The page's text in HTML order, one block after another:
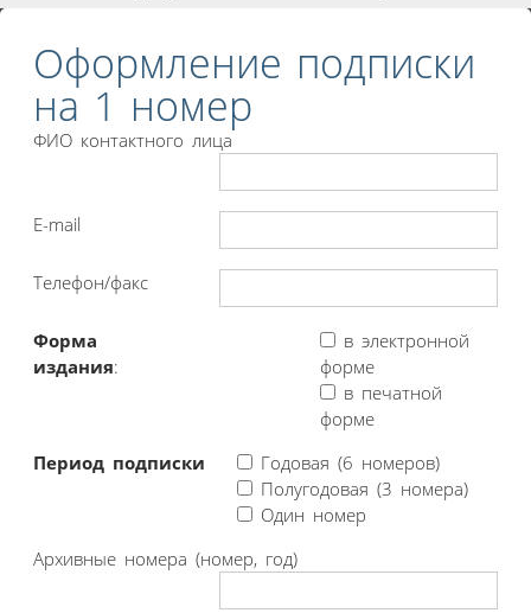
Оформление подписки
на 1 номер
ФИО контактного лица
E-mail
Телефон/факс
Форма
издания:
в электронной
форме
в печатной
форме
Период подписки
Годовая (6 номеров)
Полугодовая (3 номера)
Один номер
Архивные номера (номер, год)